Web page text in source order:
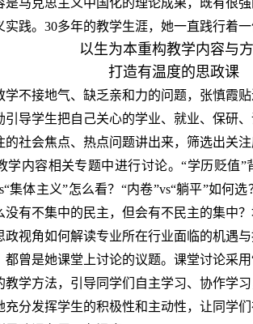
实践。30多年的教学生涯，她一直践行着一
以生为本重构教学内容与
打造有温度的思政课
学不接地气、缺乏亲和力的问题，张慎霞
引导学生把自己关心的学业、就业、保研
的社会焦点、热点问题讲出来，筛选出关
学内容相关专题中进行讨论。“学历贬值
集体主义”怎么看？“内卷”vs“躺平”如何
没有不集中的民主，但会有不民主的集中
政视角如何解读专业所在行业面临的机遇
都曾是她课堂上讨论的议题。课堂讨论采
教学方法，引导同学们自主学习、协作学
充分发挥学生的积极性和主动性，让同学